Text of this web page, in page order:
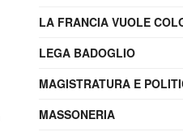
LA FRANCIA VUOLE
LEGA BADOGLIO
MAGISTRATURA E
MASSONERIA